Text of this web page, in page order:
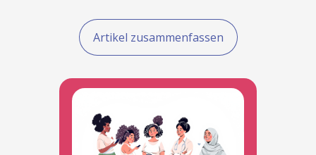
Artikel zusammenfassen